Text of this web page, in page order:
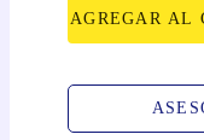
AGREGAR AL